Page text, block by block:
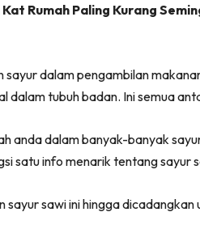
Rumah Paling Kurang
sayur dalam pengambilan
dalam tubuh badan. Ini semua
anda dalam banyak-banyak
satu info menarik tentang sayur
sayur sawi ini hingga